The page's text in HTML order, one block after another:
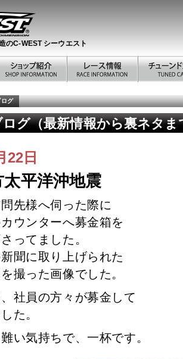
のC-WEST シーウエスト
ログ
グ（最新情報から裏ネタま
22日
平洋沖地震
先様へ伺った際に
ウンターへ募金箱を
ってました。
聞に取り上げられた
撮った画像でした。
社員の方々が募金して
た。
い気持ちで、一杯です。